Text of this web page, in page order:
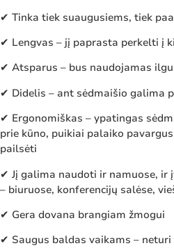
✔ Tinka tiek suaugusiems, tiek
✔ Lengvas – jį paprasta perkelti į
✔ Atsparus – bus naudojamas
✔ Didelis – ant sėdmaišio galima
✔ Ergonomiškas – ypatingas
prie kūno, puikiai palaiko
pailsėti
✔ Jį galima naudoti ir namuose, ir
– biuruose, konferencijų salėse,
✔ Gera dovana brangiam žmogui
✔ Saugus baldas vaikams –